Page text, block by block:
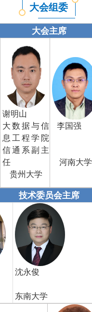
大会组委
大会主席
谢明山
大数据与信
息工程学院
信通系副主
任
贵州大学
李国强
河南大学
技术委员会主席
沈永俊
东南大学